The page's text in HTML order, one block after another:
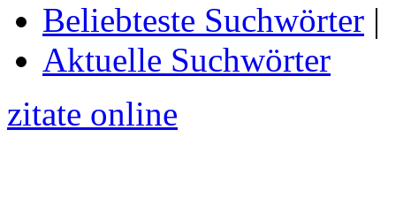
Beliebteste Suchwörter |
Aktuelle Suchwörter
zitate online